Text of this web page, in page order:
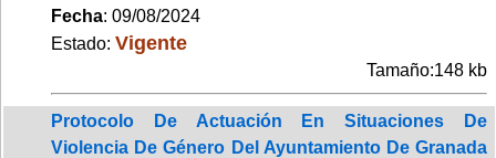
Fecha: 09/08/2024
Estado: Vigente
Tamaño:148 kb
Protocolo De Actuación En Situaciones De
Violencia De Género Del Ayuntamiento De Granada